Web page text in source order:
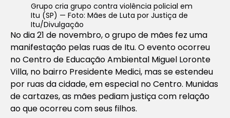
Grupo cria grupo contra violência policial em
Itu (SP) — Foto: Mães de Luta por Justiça de
Itu/Divulgação
No dia 21 de novembro, o grupo de mães fez uma
manifestação pelas ruas de Itu. O evento ocorreu
no Centro de Educação Ambiental Miguel Loronte
Villa, no bairro Presidente Medici, mas se estendeu
por ruas da cidade, em especial no Centro. Munidas
de cartazes, as mães pediam justiça com relação
ao que ocorreu com seus filhos.